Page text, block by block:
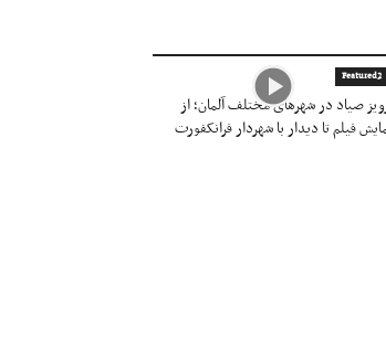
Featured2
صیاد در شهرهای مختلف آلمان؛ از
فیلم تا دیدار با شهردار فرانکفورت